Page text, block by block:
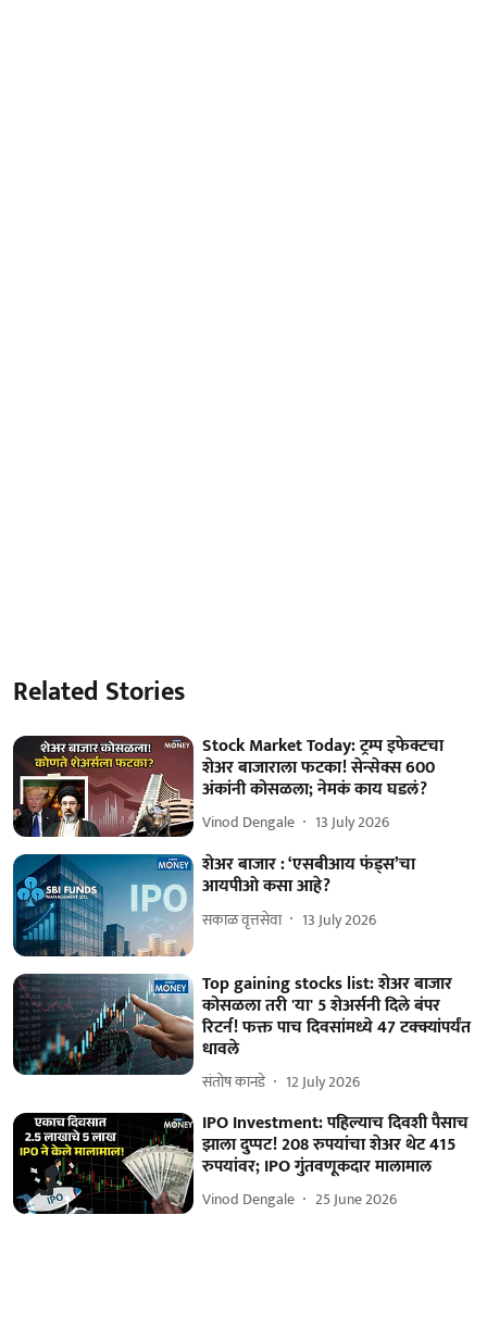
Related Stories
Stock Market Today: ट्रम्प इफेक्टचा
शेअर बाजाराला फटका! सेन्सेक्स 600
अंकांनी कोसळला; नेमकं काय घडलं?
Vinod Dengale 13 July 2026
शेअर बाजार : ‘एसबीआय फंड्स’चा
आयपीओ कसा आहे?
सकाळ वृत्तसेवा 13 July 2026
Top gaining stocks list: शेअर बाजार
कोसळला तरी 'या' 5 शेअर्सनी दिले बंपर
रिटर्न! फक्त पाच दिवसांमध्ये 47 टक्क्यांपर्यंत
धावले
संतोष कानडे 12 July 2026
IPO Investment: पहिल्याच दिवशी पैसाच
झाला दुप्पट! 208 रुपयांचा शेअर थेट 415
रुपयांवर; IPO गुंतवणूकदार मालामाल
Vinod Dengale 25 June 2026